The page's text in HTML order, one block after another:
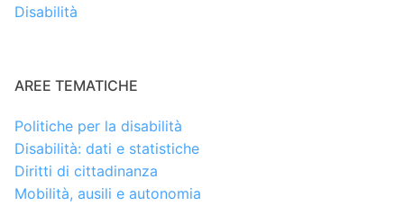
Disabilità
AREE TEMATICHE
Politiche per la disabilità
Disabilità: dati e statistiche
Diritti di cittadinanza
Mobilità, ausili e autonomia